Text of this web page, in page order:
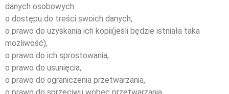
danych osobowych:
o dostępu do treści swoich danych,
o prawo do uzyskania ich kopii(jeśli będzie istniała taka
możliwość),
o prawo do ich sprostowania,
o prawo do usunięcia,
o prawo do ograniczenia przetwarzania,